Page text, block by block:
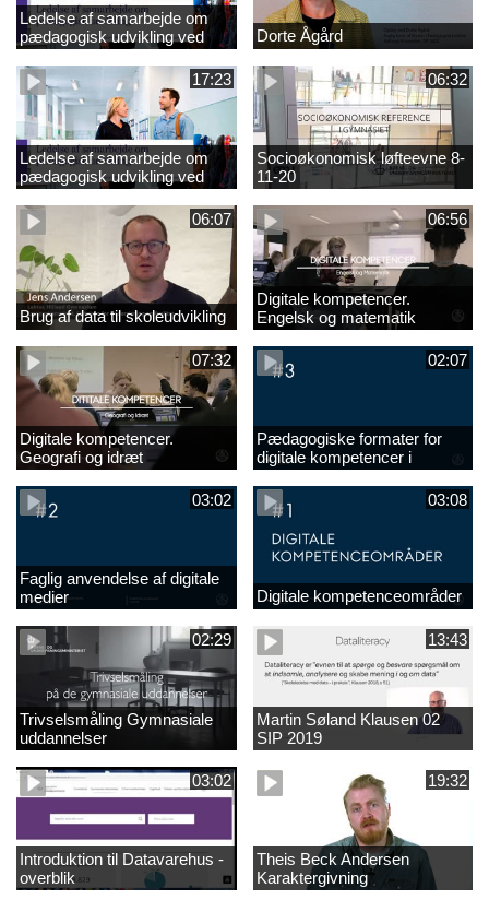
Ledelse af samarbejde om
pædagogisk udvikling ved
EVA 18-11-20
Dorte Ågård
17:23
Ledelse af samarbejde om
pædagogisk udvikling ved
EVA
06:32
Socioøkonomisk løfteevne 8-
11-20
06:07
Brug af data til skoleudvikling
06:56
Digitale kompetencer.
Engelsk og matematik
07:32
Digitale kompetencer.
Geografi og idræt
02:07
Pædagogiske formater for
digitale kompetencer i
undervisningen
03:02
Faglig anvendelse af digitale
medier
03:08
Digitale kompetenceområder
02:29
Trivselsmåling Gymnasiale
uddannelser
13:43
Martin Søland Klausen 02
SIP 2019
03:02
Introduktion til Datavarehus -
overblik
19:32
Theis Beck Andersen
Karaktergivning